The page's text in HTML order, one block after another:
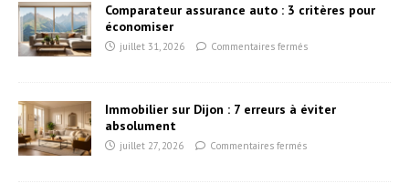
Comparateur assurance auto : 3 critères pour
économiser
juillet 31, 2026 Commentaires fermés
Immobilier sur Dijon : 7 erreurs à éviter
absolument
juillet 27, 2026 Commentaires fermés